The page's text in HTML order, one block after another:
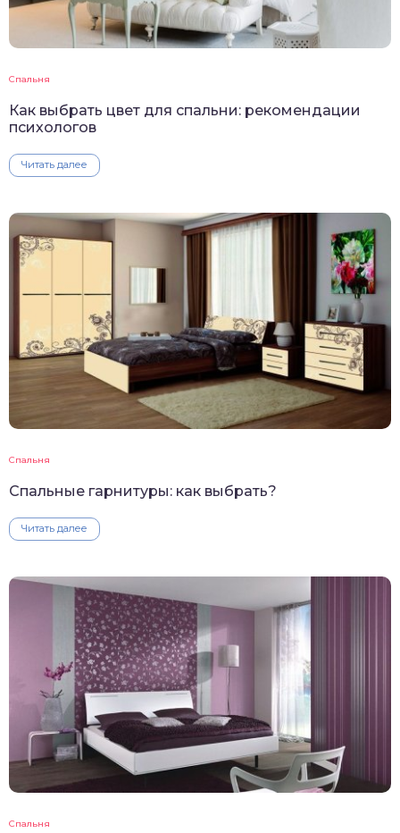
Спальня
Как выбрать цвет для спальни: рекомендации
психологов
Читать далее
Спальня
Спальные гарнитуры: как выбрать?
Читать далее
Спальня